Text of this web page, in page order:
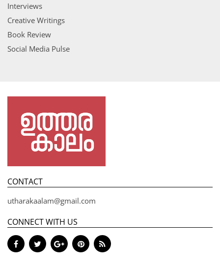
Interviews
Creative Writings
Book Review
Social Media Pulse
CONTACT
utharakaalam@gmail.com
CONNECT WITH US